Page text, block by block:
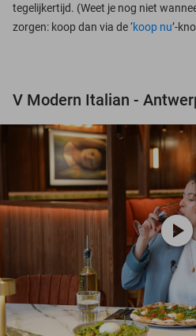
tegelijkertijd. (Weet je nog niet
zorgen: koop dan via de ‘koop nu’-
V Modern Italian -
play_circle